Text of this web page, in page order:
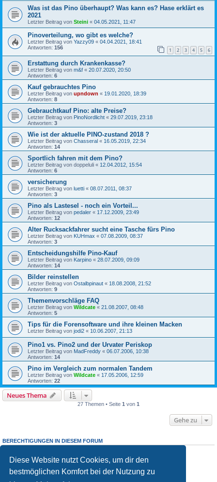
Diese Website nutzt Cookies, um dir den
bestmöglichen Komfort bei der Nutzung zu
Was ist das Pino überhaupt? Was kann es? Hase erklärt es
2021
Letzter Beitrag von Steini « 04.05.2021, 11:47
Pinoverteilung, wo gibt es welche?
Letzter Beitrag von Yazzy09 « 04.04.2021, 18:41
Antworten: 156 1 2 3 4 5 6
Erstattung durch Krankenkasse?
Letzter Beitrag von m&f « 20.07.2020, 20:50
Antworten: 6
Kauf gebrauchtes Pino
Letzter Beitrag von upndown « 19.01.2020, 18:39
Antworten: 8
Gebrauchtkauf Pino: alte Preise?
Letzter Beitrag von PinoNordlicht « 29.07.2019, 23:18
Antworten: 3
Wie ist der aktuelle PINO-zustand 2018 ?
Letzter Beitrag von Chasseral « 16.05.2019, 22:34
Antworten: 14
Sportlich fahren mit dem Pino?
Letzter Beitrag von doppeluli « 12.04.2012, 15:54
Antworten: 6
versicherung
Letzter Beitrag von luetti « 08.07.2011, 08:37
Antworten: 3
Pino als Lastesel - noch ein Vorteil...
Letzter Beitrag von pedaler « 17.12.2009, 23:49
Antworten: 12
Alter Rucksackfahrer sucht eine Tasche fürs Pino
Letzter Beitrag von KUHmax « 07.08.2009, 08:37
Antworten: 3
Entscheidungshilfe Pino-Kauf
Letzter Beitrag von Karpino « 28.07.2009, 09:09
Antworten: 14
Bilder reinstellen
Letzter Beitrag von Ostalbpinaut « 18.08.2008, 21:52
Antworten: 9
Themenvorschläge FAQ
Letzter Beitrag von Wildcate « 21.08.2007, 08:48
Antworten: 5
Tips für die Forensoftware und ihre kleinen Macken
Letzter Beitrag von jodi2 « 10.06.2007, 21:13
Pino1 vs. Pino2 und der Urvater Periskop
Letzter Beitrag von MadFreddy « 06.07.2006, 10:38
Antworten: 14
Pino im Vergleich zum normalen Tandem
Letzter Beitrag von Wildcate « 17.05.2006, 12:59
Antworten: 22
Neues Thema
27 Themen • Seite 1 von 1
Gehe zu
BERECHTIGUNGEN IN DIESEM FORUM
Du darfst
keine Antworten zu Themen in diesem Forum erstellen.
Du darfst deine Beiträge in diesem Forumnichtändern.
Du darfst deine Beiträge in diesem Forum nicht löschen.
keine